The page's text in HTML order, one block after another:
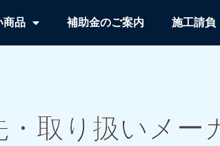
商品 補助金のご案内 施工請負
・取り扱いメー